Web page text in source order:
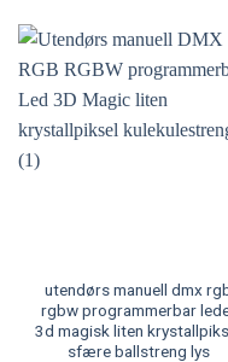
utendørs manuell dmx
rgbw programmerbar
3d magisk liten
sfære ballstreng lys